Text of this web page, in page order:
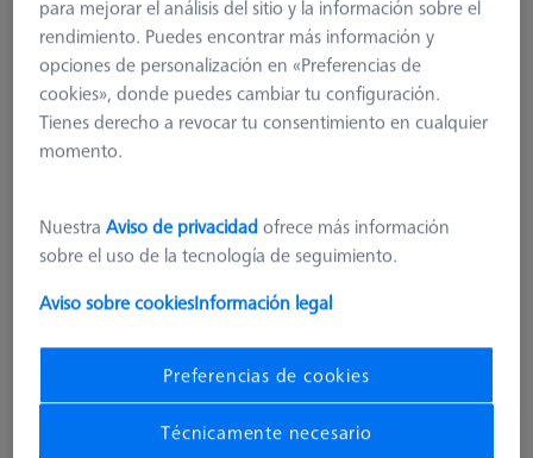
SOPORTE PARA PALLET Y PALLET
Pallet holder Pallets for X-Ray
626140-8210-021
1.195,00 € más el IVA
Disponible
pzas
para mejorar el análisis del sitio y la información sobre el
rendimiento. Puedes encontrar más información y
opciones de personalización en «Preferencias de
cookies», donde puedes cambiar tu configuración.
Tienes derecho a revocar tu consentimiento en cualquier
momento.
NuestraAviso de privacidadofrece más información
sobre el uso de la tecnología de seguimiento.
Aviso sobre cookiesInformación legal
Preferencias de cookies
Técnicamente necesario